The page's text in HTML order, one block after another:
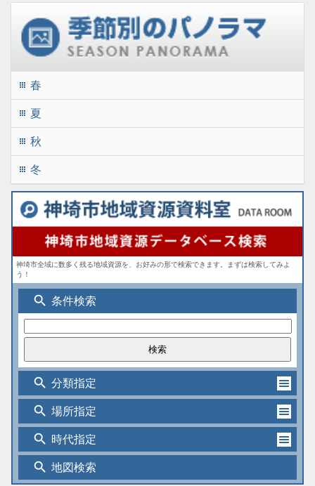
apps 春
apps 夏
apps 秋
apps 冬
神埼市全域に数多く残る地域資源を、お好みの形で検索できます。まずは検索してみよ
う！
search 条件検索
search 分類指定
search 場所指定
search 時代指定
search 地図検索